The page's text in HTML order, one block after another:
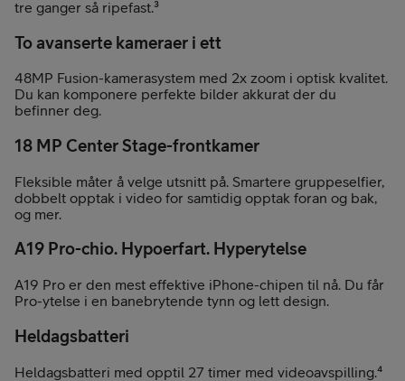
tre ganger så ripefast.³
To avanserte kameraer i ett
48MP Fusion-kamerasystem med 2x zoom i optisk kvalitet.
Du kan komponere perfekte bilder akkurat der du
befinner deg.
18 MP Center Stage-frontkamer
Fleksible måter å velge utsnitt på. Smartere gruppeselfier,
dobbelt opptak i video for samtidig opptak foran og bak,
og mer.
A19 Pro-chio. Hypoerfart. Hyperytelse
A19 Pro er den mest effektive iPhone-chipen til nå. Du får
Pro-ytelse i en banebrytende tynn og lett design.
Heldagsbatteri
Heldagsbatteri med opptil 27 timer med videoavspilling.⁴